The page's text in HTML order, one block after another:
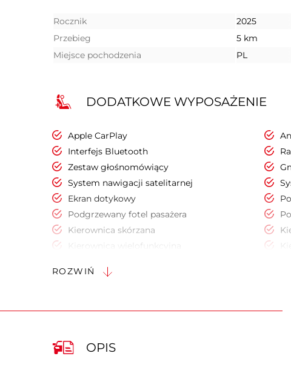
Rocznik
2025
Przebieg
5 km
Miejsce pochodzenia
PL
DODATKOWE WYPOSAŻENIE
Apple CarPlay
Interfejs Bluetooth
Zestaw głośnomówiący
System nawigacji satelitarnej
Ekran dotykowy
Podgrzewany fotel pasażera
Kierownica skórzana
Kierownica wielofunkcyjna
Keyless Go
Elektryczne szyby przednie
Kamera parkowania tył
ROZWIŃ
OPIS